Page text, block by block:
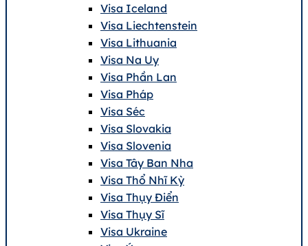
Visa Iceland
Visa Liechtenstein
Visa Lithuania
Visa Na Uy
Visa Phần Lan
Visa Pháp
Visa Séc
Visa Slovakia
Visa Slovenia
Visa Tây Ban Nha
Visa Thổ Nhĩ Kỳ
Visa Thụy Điển
Visa Thụy Sĩ
Visa Ukraine